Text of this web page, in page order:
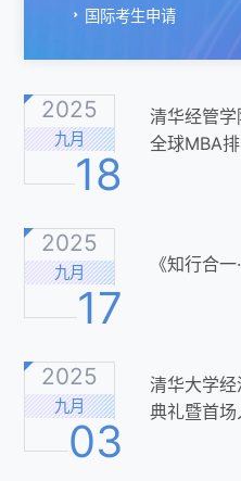
国际考生申请
2025
九月
18
清华经管
全球MBA
2025
九月
17
《知行合
2025
九月
03
清华大学
典礼暨首